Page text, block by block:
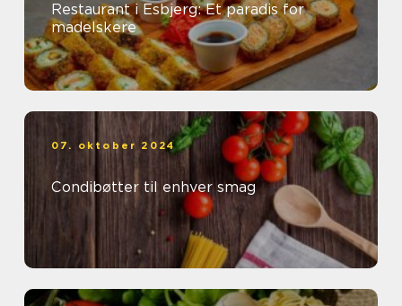
Restaurant i Esbjerg: Et paradis for
madelskere
07. oktober 2024
Condibøtter til enhver smag